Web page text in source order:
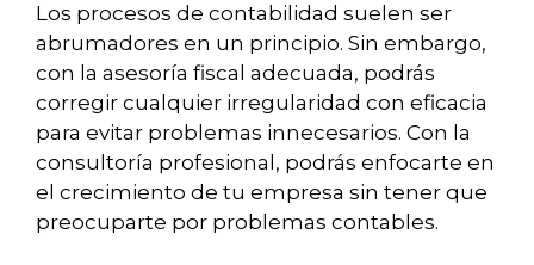
Los procesos de contabilidad suelen ser
abrumadores en un principio. Sin embargo,
con la asesoría fiscal adecuada, podrás
corregir cualquier irregularidad con eficacia
para evitar problemas innecesarios. Con la
consultoría profesional, podrás enfocarte en
el crecimiento de tu empresa sin tener que
preocuparte por problemas contables.